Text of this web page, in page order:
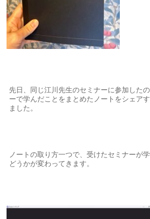
先日、同じ江川先生のセミナーに参加した
ーで学んだことをまとめたノートをシェア
ました。
ノートの取り方一つで、受けたセミナーが
どうかが変わってきます。